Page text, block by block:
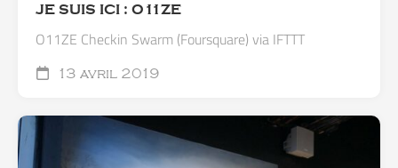
JE SUIS ICI : O11ZE
O11ZE Checkin Swarm (Foursquare) via IFTTT
13 avril 2019